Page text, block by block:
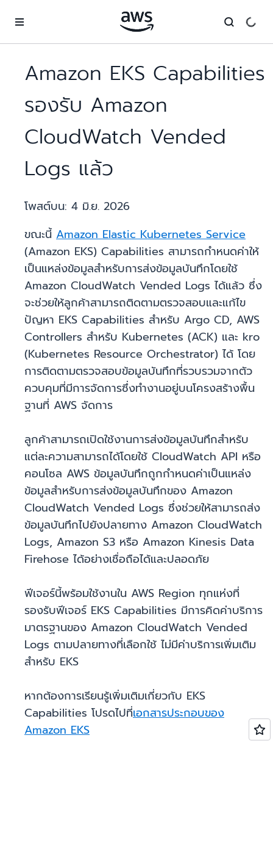
Amazon EKS Capabilities
รองรับ Amazon
CloudWatch Vended
Logs แล้ว
โพสต์บน: 4 มิ.ย. 2026
ขณะนี้ Amazon Elastic Kubernetes Service
(Amazon EKS) Capabilities สามารถกำหนดค่าให้
เป็นแหล่งข้อมูลสำหรับการส่งข้อมูลบันทึกโดยใช้
Amazon CloudWatch Vended Logs ได้แล้ว ซึ่ง
จะช่วยให้ลูกค้าสามารถติดตามตรวจสอบและแก้ไข
ปัญหา EKS Capabilities สำหรับ Argo CD, AWS
Controllers สำหรับ Kubernetes (ACK) และ kro
(Kubernetes Resource Orchestrator) ได้ โดย
การติดตามตรวจสอบข้อมูลบันทึกที่รวบรวมจากตัว
ควบคุมที่มีการจัดการซึ่งทำงานอยู่บนโครงสร้างพื้น
ฐานที่ AWS จัดการ
ลูกค้าสามารถเปิดใช้งานการส่งข้อมูลบันทึกสำหรับ
แต่ละความสามารถได้โดยใช้ CloudWatch API หรือ
คอนโซล AWS ข้อมูลบันทึกถูกกำหนดค่าเป็นแหล่ง
ข้อมูลสำหรับการส่งข้อมูลบันทึกของ Amazon
CloudWatch Vended Logs ซึ่งช่วยให้สามารถส่ง
ข้อมูลบันทึกไปยังปลายทาง Amazon CloudWatch
Logs, Amazon S3 หรือ Amazon Kinesis Data
Firehose ได้อย่างเชื่อถือได้และปลอดภัย
ฟีเจอร์นี้พร้อมใช้งานใน AWS Region ทุกแห่งที่
รองรับฟีเจอร์ EKS Capabilities มีการคิดค่าบริการ
มาตรฐานของ Amazon CloudWatch Vended
Logs ตามปลายทางที่เลือกใช้ ไม่มีค่าบริการเพิ่มเติม
สำหรับ EKS
หากต้องการเรียนรู้เพิ่มเติมเกี่ยวกับ EKS
Capabilities โปรดไปที่เอกสารประกอบของ
Amazon EKS